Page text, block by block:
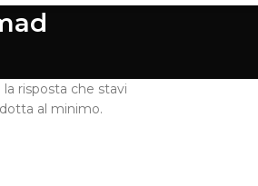
la risposta che stavi
al minimo.